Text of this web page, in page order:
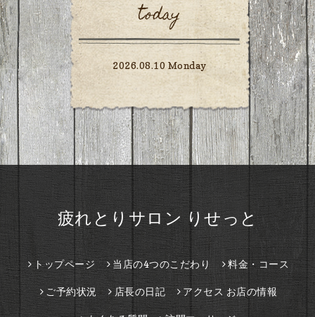
today
2026.08.10 Monday
疲れとりサロン りせっと
トップページ 当店の4つのこだわり 料金・コース
ご予約状況 店長の日記 アクセス お店の情報